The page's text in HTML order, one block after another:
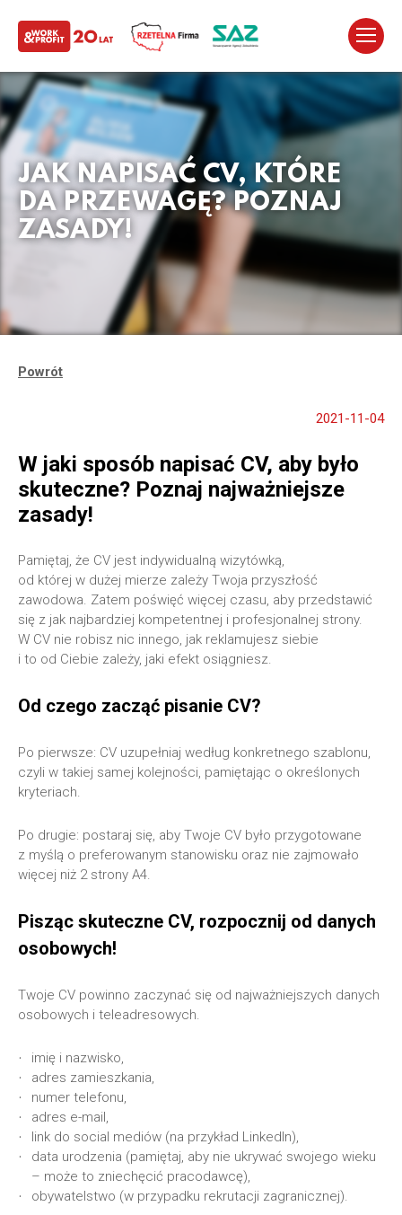
JAK NAPISAĆ CV, KTÓRE
DA PRZEWAGĘ? POZNAJ
ZASADY!
Powrót
2021-11-04
W jaki sposób napisać CV, aby było
skuteczne? Poznaj najważniejsze
zasady!
Pamiętaj, że CV jest indywidualną wizytówką,
od której w dużej mierze zależy Twoja przyszłość
zawodowa. Zatem poświęć więcej czasu, aby przedstawić
się z jak najbardziej kompetentnej i profesjonalnej strony.
W CV nie robisz nic innego, jak reklamujesz siebie
i to od Ciebie zależy, jaki efekt osiągniesz.
Od czego zacząć pisanie CV?
Po pierwsze: CV uzupełniaj według konkretnego szablonu,
czyli w takiej samej kolejności, pamiętając o określonych
kryteriach.
Po drugie: postaraj się, aby Twoje CV było przygotowane
z myślą o preferowanym stanowisku oraz nie zajmowało
więcej niż 2 strony A4.
Pisząc skuteczne CV, rozpocznij od danych
osobowych!
Twoje CV powinno zaczynać się od najważniejszych danych
osobowych i teleadresowych.
imię i nazwisko,
adres zamieszkania,
numer telefonu,
adres e-mail,
link do social mediów (na przykład LinkedIn),
data urodzenia (pamiętaj, aby nie ukrywać swojego wieku
– może to zniechęcić pracodawcę),
obywatelstwo (w przypadku rekrutacji zagranicznej).